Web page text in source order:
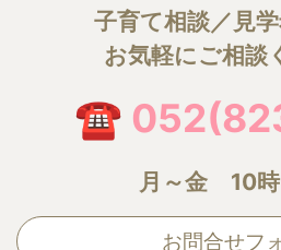
子育て相談／見学
お気軽にご相談
☎
月～金 10
お問合せフ